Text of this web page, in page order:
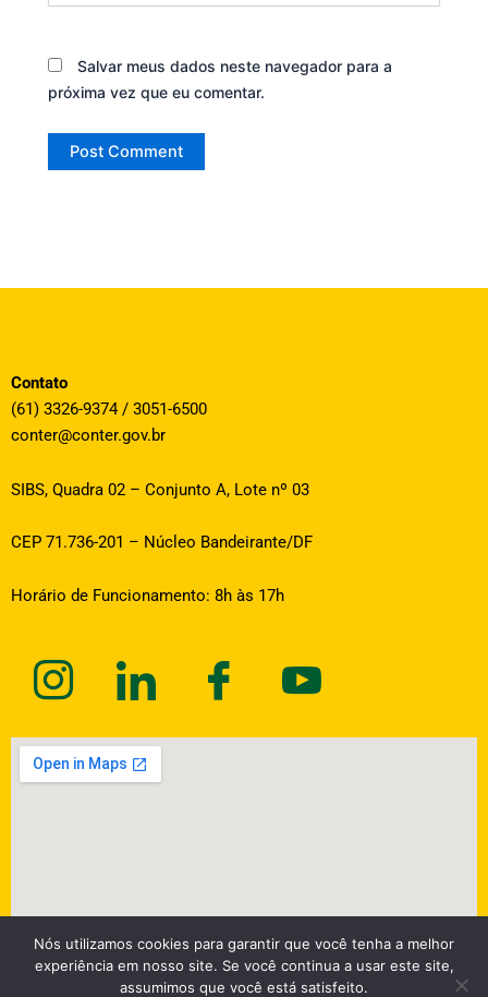
Salvar meus dados neste navegador para a
próxima vez que eu comentar.
Contato
(61) 3326-9374 / 3051-6500
conter@conter.gov.br
SIBS, Quadra 02 – Conjunto A, Lote nº 03
CEP 71.736-201 – Núcleo Bandeirante/DF
Horário de Funcionamento: 8h às 17h
Nós utilizamos cookies para garantir que você tenha a melhor
experiência em nosso site. Se você continua a usar este site,
assumimos que você está satisfeito.